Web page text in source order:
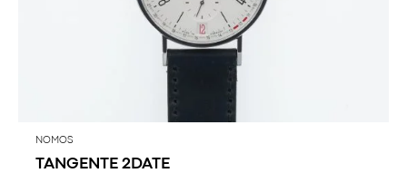
NOMOS
TANGENTE 2DATE